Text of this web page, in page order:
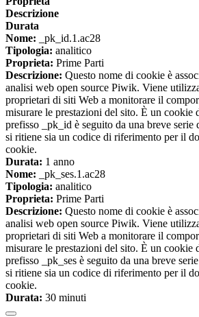
Descrizione
Durata
Nome: _pk_id.1.ac28
Tipologia: analitico
Proprieta: Prime Parti
Descrizione: Questo nome di cookie è
analisi web open source Piwik. Viene
proprietari di siti Web a monitorare il
misurare le prestazioni del sito. È un cookie
prefisso _pk_id è seguito da una breve serie
si ritiene sia un codice di riferimento per il
cookie.
Durata: 1 anno
Nome: _pk_ses.1.ac28
Tipologia: analitico
Proprieta: Prime Parti
Descrizione: Questo nome di cookie è
analisi web open source Piwik. Viene
proprietari di siti Web a monitorare il
misurare le prestazioni del sito. È un cookie
prefisso _pk_ses è seguito da una breve
si ritiene sia un codice di riferimento per il
cookie.
Durata: 30 minuti